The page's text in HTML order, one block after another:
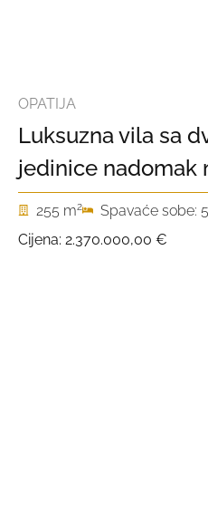
OPATIJA
Luksuzna vila sa
jedinice nadomak
255 m2 Spavaće sobe: 5
Cijena: 2.370.000,00 €